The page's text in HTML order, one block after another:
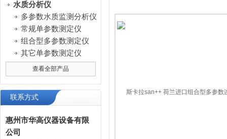
水质分析仪
多参数水质监测分析仪
常规单参数测定仪
组合型多参数测定仪
其它单参数测定仪
查看全部产品
联系方式
惠州市华高仪器设备有限
公司